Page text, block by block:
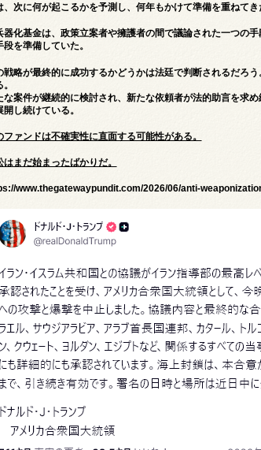
、次に何が起こるかを予測し、何年もかけて準備を重ねてき
器化基金は、政策立案者や擁護者の間で議論された一つの
段を準備していた。
戦略が最終的に成功するかどうかは法廷で判断されるだろ
な案件が継続的に検討され、新たな依頼者が法的助言を求
開し続けている。
ファンドは不確実性に直面する可能性がある。
はまだ始まったばかりだ。
www.thegatewaypundit.com/2026/06/anti-